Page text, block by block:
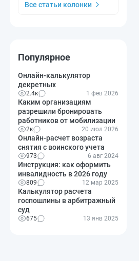
Все статьи колонки
Популярное
Онлайн-калькулятор
декретных
2.4к 1 фев 2026
Каким организациям
разрешили бронировать
работников от мобилизации
2к 20 июл 2026
Онлайн-расчет возраста
снятия с воинского учета
973 6 авг 2024
Инструкция: как оформить
инвалидность в 2026 году
809 12 мар 2025
Калькулятор расчета
госпошлины в арбитражный
суд
675 13 янв 2025